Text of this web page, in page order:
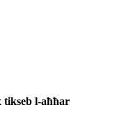
tikseb l-aħħar